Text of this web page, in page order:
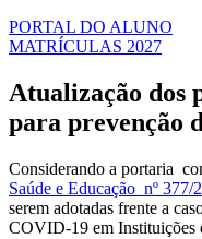
PORTAL DO ALUNO
MATRÍCULAS 2027
Atualização dos
para prevenção
Considerando a portaria
Saúde e Educação nº 377/
serem adotadas frente a
COVID-19 em Instituições